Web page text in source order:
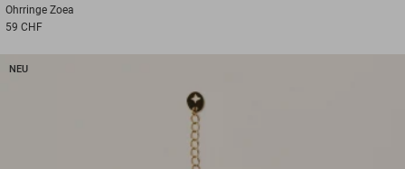
Ohrringe Zoea
59 CHF
NEU